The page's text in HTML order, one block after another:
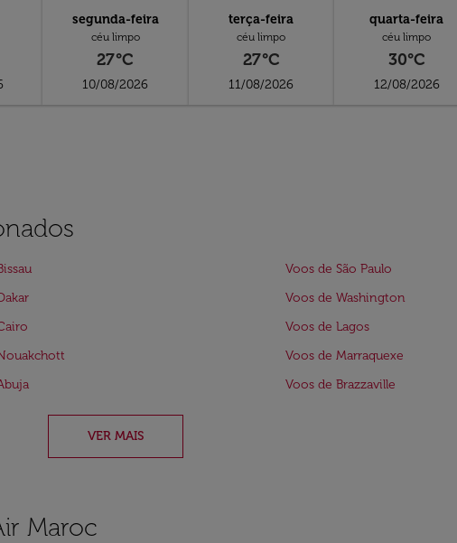
segunda-feira
céu limpo
27°C
10/08/2026
terça-feira
céu limpo
27°C
11/08/2026
quarta-feira
céu limpo
30°C
12/08/2026
Voos de São Paulo
Voos de Washington
Voos de Lagos
Voos de Marraquexe
Voos de Brazzaville
VER MAIS
Maroc